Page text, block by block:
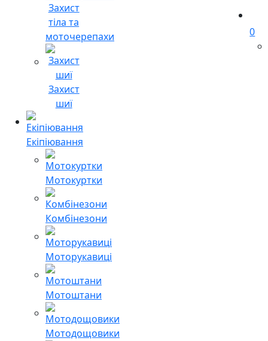
Захист
тіла та
моточерепахи
Захист
шиї
Екіпіювання
Мотокуртки
Комбінезони
Моторукавиці
Мотоштани
Мотодощовики
0